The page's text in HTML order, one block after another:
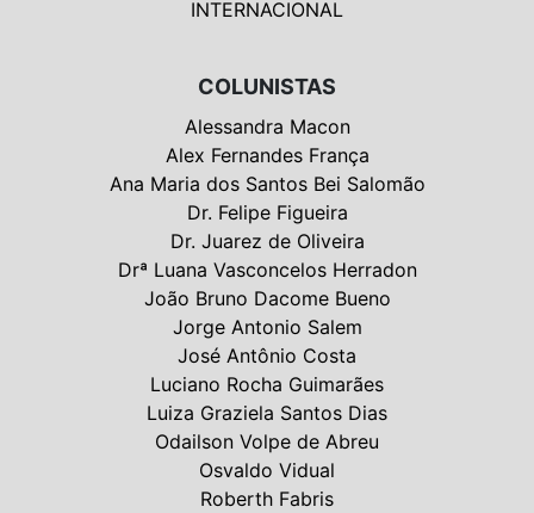
INTERNACIONAL
COLUNISTAS
Alessandra Macon
Alex Fernandes França
Ana Maria dos Santos Bei Salomão
Dr. Felipe Figueira
Dr. Juarez de Oliveira
Drª Luana Vasconcelos Herradon
João Bruno Dacome Bueno
Jorge Antonio Salem
José Antônio Costa
Luciano Rocha Guimarães
Luiza Graziela Santos Dias
Odailson Volpe de Abreu
Osvaldo Vidual
Roberth Fabris